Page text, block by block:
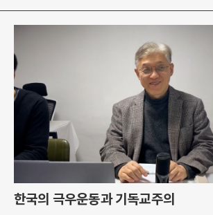
한국의 극우운동과 기독교주의